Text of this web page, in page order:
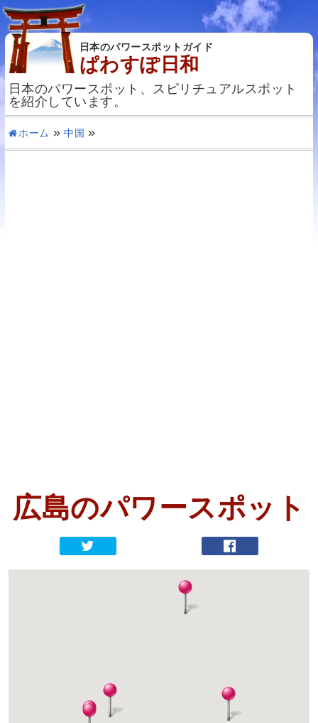
日本のパワースポットガイド
ぱわすぽ日和
日本のパワースポット、スピリチュアルスポット
を紹介しています。
ホーム 中国
広島のパワースポット